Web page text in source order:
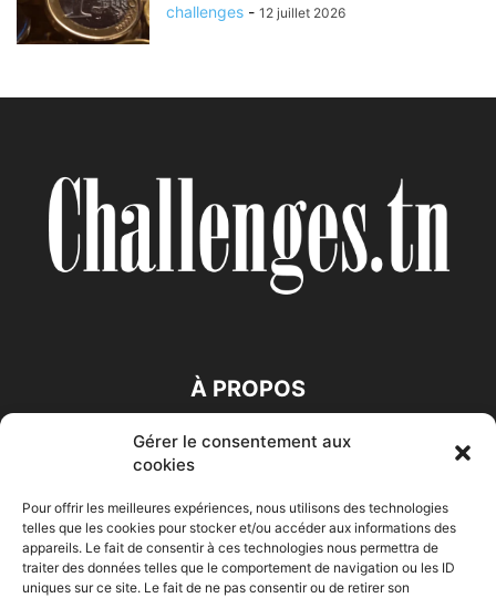
Gérer le consentement aux
cookies
Pour offrir les meilleures expériences, nous utilisons des technologies
telles que les cookies pour stocker et/ou accéder aux informations des
appareils. Le fait de consentir à ces technologies nous permettra de
traiter des données telles que le comportement de navigation ou les ID
uniques sur ce site. Le fait de ne pas consentir ou de retirer son
challenges - 12 juillet 2026
À PROPOS
SUIVEZ NOUS